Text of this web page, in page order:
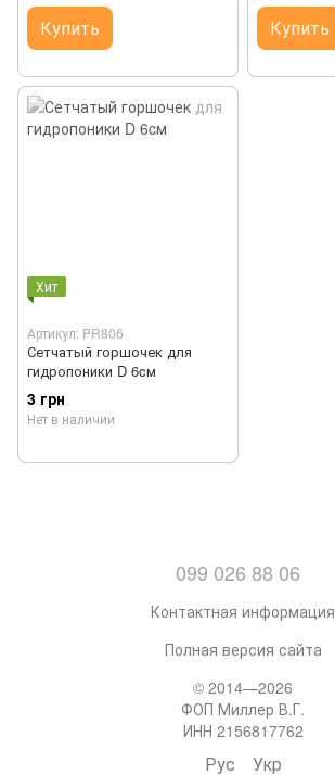
Купить Купить
Хит
Артикул: PR806
Сетчатый горшочек для
гидропоники D 6cм
3 грн
Нет в наличии
099 026 88 06
Контактная информация
Полная версия сайта
© 2014—2026
ФОП Миллер В.Г.
ИНН 2156817762
Рус Укр